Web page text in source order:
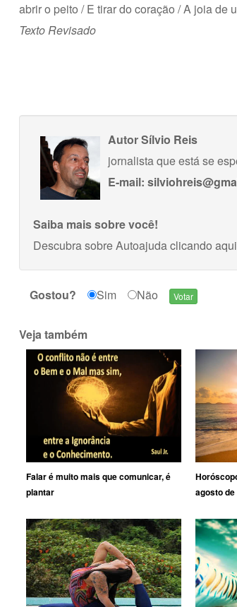
abrir o peito / E tirar do coração / A joia de
Texto Revisado
AutorSílvio Reis
jornalista que está se
E-mail:
Saiba mais sobre você!
Descubra sobre Autoajudaclicando aqui
Gostou? Sim Não
Veja também
Falar é muito mais que comunicar, é
plantar
agosto de